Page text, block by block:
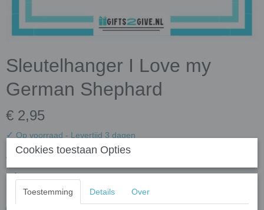
Sleutelhanger I Love my
German Shephard
€ 2,95
✓ Op voorraad - Levertijd 3 dagen
AantalCookies toestaan Opties
Toestemming Details Over